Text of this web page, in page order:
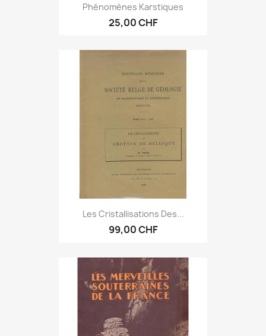
Phénomènes Karstiques
25,00 CHF
Les Cristallisations Des...
99,00 CHF